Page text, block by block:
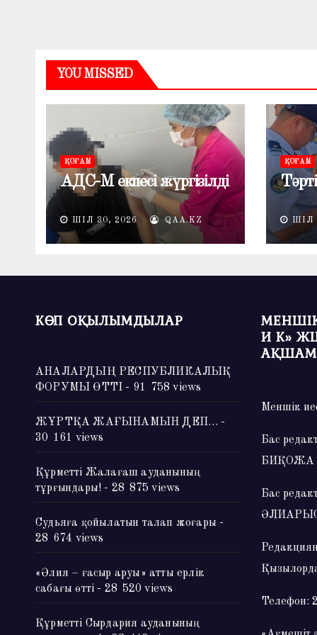
YOU MISSED
ҚОҒАМ
АДС-М екпесі жүргізілді
ШІЛ 30, 2026 QAA.KZ
ҚОҒАМ
ШІЛ
КӨП ОҚЫЛЫМДЫЛАР
АНАЛАРДЫҢ РЕСПУБЛИКАЛЫҚ
ФОРУМЫ ӨТТІ - 91 758 views
ЖҰРТҚА ЖАҒЫНАМЫН ДЕП… -
30 161 views
Құрметті Жалағаш ауданының
тұрғындары! - 28 875 views
Судьяға қойылатын талап жоғары -
28 674 views
«Әлия – ғасыр аруы» атты ерлік
сабағы өтті - 28 520 views
Құрметті Сырдария ауданының
И К»
Меншік
Бас
БИҚОЖА
Бас
Телефон: